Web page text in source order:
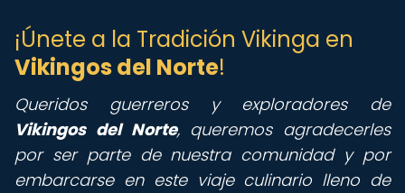
¡Únete a la Tradición Vikinga en
Vikingos del Norte!
Queridos guerreros y exploradores de
Vikingos del Norte, queremos agradecerles
por ser parte de nuestra comunidad y por
embarcarse en este viaje culinario lleno de